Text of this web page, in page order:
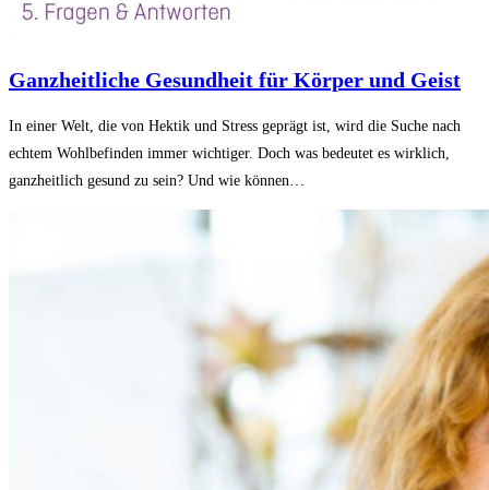
Ganzheitliche Gesundheit für Körper und Geist
In einer Welt, die von Hektik und Stress geprägt ist, wird die Suche nach
echtem Wohlbefinden immer wichtiger. Doch was bedeutet es wirklich,
ganzheitlich gesund zu sein? Und wie können…